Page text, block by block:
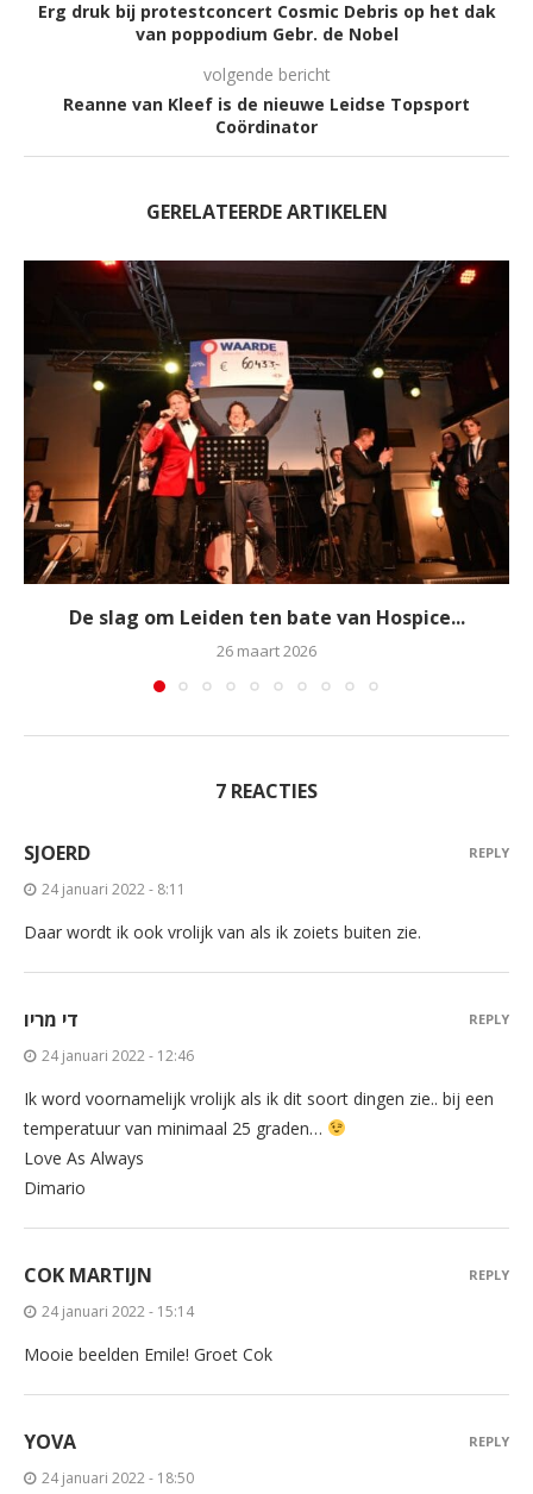
Erg druk bij protestconcert Cosmic Debris op het dak
van poppodium Gebr. de Nobel
volgende bericht
Reanne van Kleef is de nieuwe Leidse Topsport
Coördinator
GERELATEERDE ARTIKELEN
De slag om Leiden ten bate van Hospice...
26 maart 2026
7 REACTIES
SJOERD
24 januari 2022 - 8:11
Daar wordt ik ook vrolijk van als ik zoiets buiten zie.
REPLY
די מריו
24 januari 2022 - 12:46
Ik word voornamelijk vrolijk als ik dit soort dingen zie.. bij een
temperatuur van minimaal 25 graden…
Love As Always
Dimario
REPLY
COK MARTIJN
24 januari 2022 - 15:14
Mooie beelden Emile! Groet Cok
REPLY
YOVA
24 januari 2022 - 18:50
REPLY